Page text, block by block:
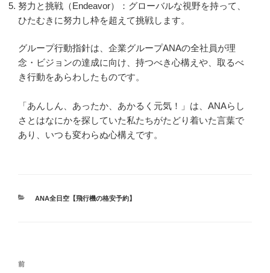
努力と挑戦（Endeavor）：グローバルな視野を持って、
ひたむきに努力し枠を超えて挑戦します。
グループ行動指針は、企業グループANAの全社員が理
念・ビジョンの達成に向け、持つべき心構えや、取るべ
き行動をあらわしたものです。
「あんしん、あったか、あかるく元気！」は、ANAらし
さとはなにかを探していた私たちがたどり着いた言葉で
あり、いつも変わらぬ心構えです。
カ
ANA全日空【飛行機の格安予約】
投
前
前